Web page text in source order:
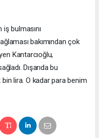
bulmasını
bakımından çok
Kantarcıoğlu,
Dışarıda bu
lira. O kadar para benim